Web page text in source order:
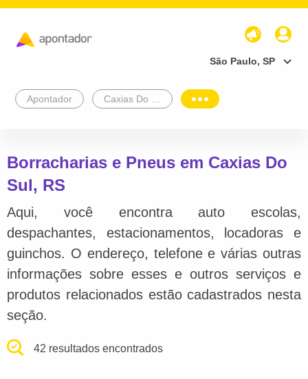
São Paulo, SP
Apontador
Borracharias e Pneus em Caxias Do
Sul, RS
Aqui, você encontra auto escolas,
despachantes, estacionamentos, locadoras e
guinchos. O endereço, telefone e várias outras
informações sobre esses e outros serviços e
produtos relacionados estão cadastrados nesta
seção.
42 resultados encontrados